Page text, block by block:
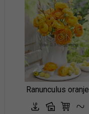
Ranunculus oranje